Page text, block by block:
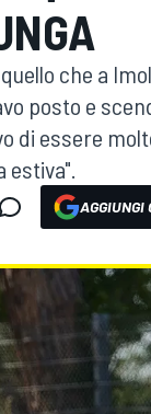
che a
posto e
di essere
AGGIUNGI